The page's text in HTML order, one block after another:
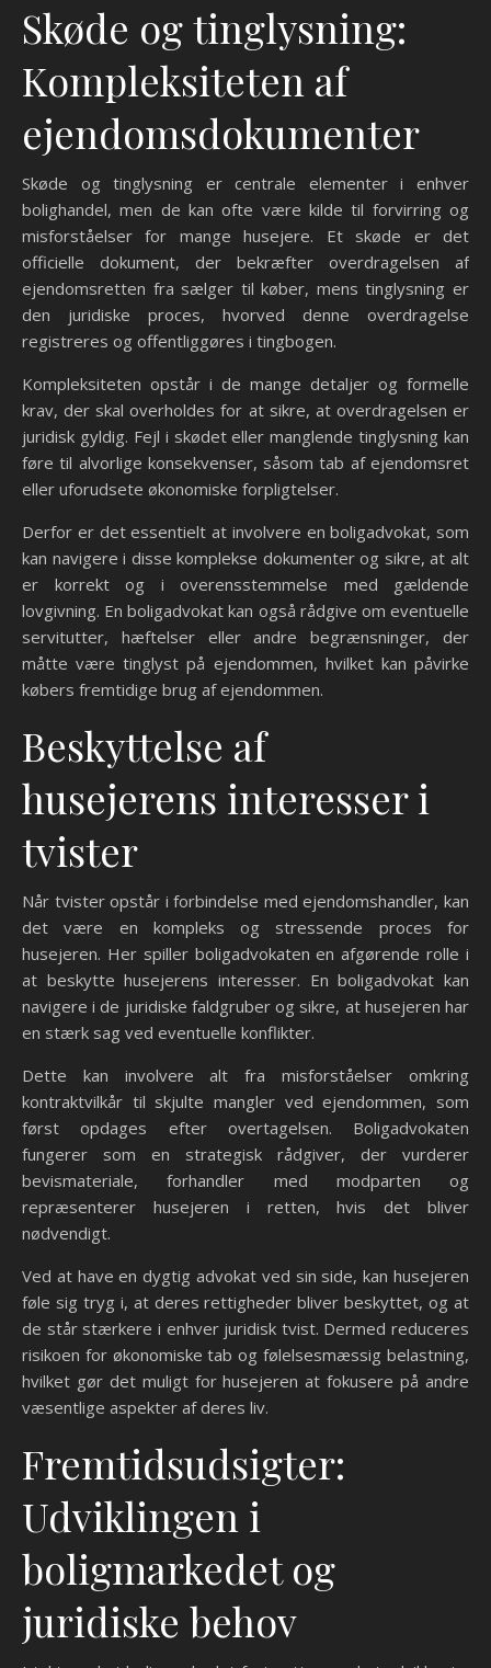
Skøde og tinglysning:
Kompleksiteten af
ejendomsdokumenter
Skøde og tinglysning er centrale elementer i enhver
bolighandel, men de kan ofte være kilde til forvirring og
misforståelser for mange husejere. Et skøde er det
officielle dokument, der bekræfter overdragelsen af
ejendomsretten fra sælger til køber, mens tinglysning er
den juridiske proces, hvorved denne overdragelse
registreres og offentliggøres i tingbogen.
Kompleksiteten opstår i de mange detaljer og formelle
krav, der skal overholdes for at sikre, at overdragelsen er
juridisk gyldig. Fejl i skødet eller manglende tinglysning kan
føre til alvorlige konsekvenser, såsom tab af ejendomsret
eller uforudsete økonomiske forpligtelser.
Derfor er det essentielt at involvere en boligadvokat, som
kan navigere i disse komplekse dokumenter og sikre, at alt
er korrekt og i overensstemmelse med gældende
lovgivning. En boligadvokat kan også rådgive om eventuelle
servitutter, hæftelser eller andre begrænsninger, der
måtte være tinglyst på ejendommen, hvilket kan påvirke
købers fremtidige brug af ejendommen.
Beskyttelse af
husejerens interesser i
tvister
Når tvister opstår i forbindelse med ejendomshandler, kan
det være en kompleks og stressende proces for
husejeren. Her spiller boligadvokaten en afgørende rolle i
at beskytte husejerens interesser. En boligadvokat kan
navigere i de juridiske faldgruber og sikre, at husejeren har
en stærk sag ved eventuelle konflikter.
Dette kan involvere alt fra misforståelser omkring
kontraktvilkår til skjulte mangler ved ejendommen, som
først opdages efter overtagelsen. Boligadvokaten
fungerer som en strategisk rådgiver, der vurderer
bevismateriale, forhandler med modparten og
repræsenterer husejeren i retten, hvis det bliver
nødvendigt.
Ved at have en dygtig advokat ved sin side, kan husejeren
føle sig tryg i, at deres rettigheder bliver beskyttet, og at
de står stærkere i enhver juridisk tvist. Dermed reduceres
risikoen for økonomiske tab og følelsesmæssig belastning,
hvilket gør det muligt for husejeren at fokusere på andre
væsentlige aspekter af deres liv.
Fremtidsudsigter:
Udviklingen i
boligmarkedet og
juridiske behov